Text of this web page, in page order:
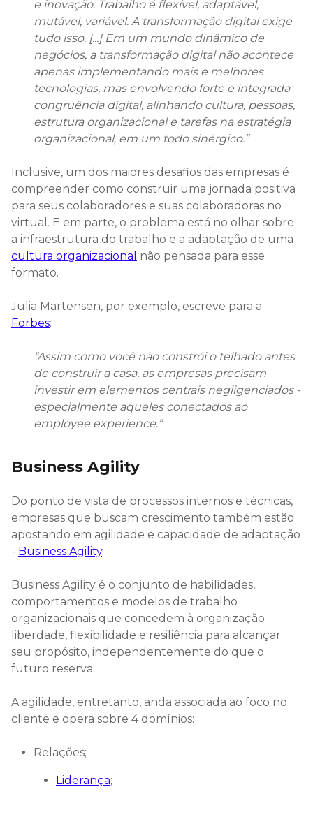
e inovação. Trabalho é flexível, adaptável,
mutável, variável. A transformação digital exige
tudo isso. [...] Em um mundo dinâmico de
negócios, a transformação digital não acontece
apenas implementando mais e melhores
tecnologias, mas envolvendo forte e integrada
congruência digital, alinhando cultura, pessoas,
estrutura organizacional e tarefas na estratégia
organizacional, em um todo sinérgico.”
Inclusive, um dos maiores desafios das empresas é
compreender como construir uma jornada positiva
para seus colaboradores e suas colaboradoras no
virtual. E em parte, o problema está no olhar sobre
a infraestrutura do trabalho e a adaptação de uma
cultura organizacional não pensada para esse
formato.
Julia Martensen, por exemplo, escreve para a
Forbes:
“Assim como você não constrói o telhado antes
de construir a casa, as empresas precisam
investir em elementos centrais negligenciados -
especialmente aqueles conectados ao
employee experience.”
Business Agility
Do ponto de vista de processos internos e técnicas,
empresas que buscam crescimento também estão
apostando em agilidade e capacidade de adaptação
- Business Agility.
Business Agility é o conjunto de habilidades,
comportamentos e modelos de trabalho
organizacionais que concedem à organização
liberdade, flexibilidade e resiliência para alcançar
seu propósito, independentemente do que o
futuro reserva.
A agilidade, entretanto, anda associada ao foco no
cliente e opera sobre 4 domínios:
Relações;
Liderança;